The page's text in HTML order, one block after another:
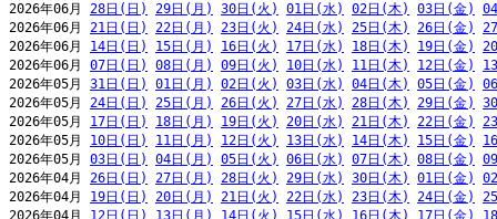
2026年06月 28日(日) 29日(月) 30日(火) 01日(水) 02日(木) 03日(金)
2026年06月 21日(日) 22日(月) 23日(火) 24日(水) 25日(木) 26日(金)
2026年06月 14日(日) 15日(月) 16日(火) 17日(水) 18日(木) 19日(金)
2026年06月 07日(日) 08日(月) 09日(火) 10日(水) 11日(木) 12日(金)
2026年05月 31日(日) 01日(月) 02日(火) 03日(水) 04日(木) 05日(金)
2026年05月 24日(日) 25日(月) 26日(火) 27日(水) 28日(木) 29日(金)
2026年05月 17日(日) 18日(月) 19日(火) 20日(水) 21日(木) 22日(金)
2026年05月 10日(日) 11日(月) 12日(火) 13日(水) 14日(木) 15日(金)
2026年05月 03日(日) 04日(月) 05日(火) 06日(水) 07日(木) 08日(金)
2026年04月 26日(日) 27日(月) 28日(火) 29日(水) 30日(木) 01日(金)
2026年04月 19日(日) 20日(月) 21日(火) 22日(水) 23日(木) 24日(金)
2026年04月 12日(日) 13日(月) 14日(火) 15日(水) 16日(木) 17日(金)